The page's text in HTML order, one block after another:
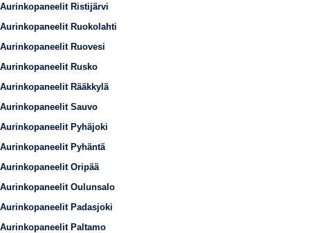
Aurinkopaneelit Ristijärvi
Aurinkopaneelit Ruokolahti
Aurinkopaneelit Ruovesi
Aurinkopaneelit Rusko
Aurinkopaneelit Rääkkylä
Aurinkopaneelit Sauvo
Aurinkopaneelit Pyhäjoki
Aurinkopaneelit Pyhäntä
Aurinkopaneelit Oripää
Aurinkopaneelit Oulunsalo
Aurinkopaneelit Padasjoki
Aurinkopaneelit Paltamo